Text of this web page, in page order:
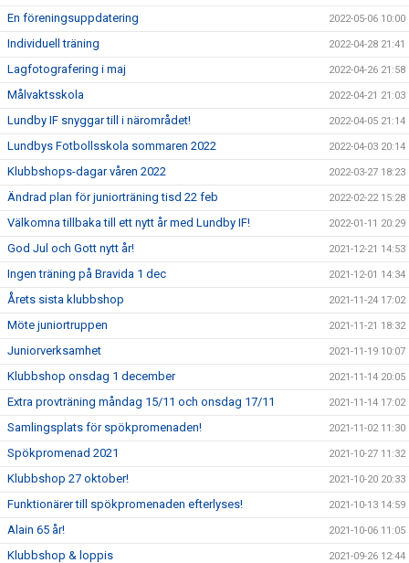
En föreningsuppdatering 2022-05-06 10:00
Individuell träning 2022-04-28 21:41
Lagfotografering i maj 2022-04-26 21:58
Målvaktsskola 2022-04-21 21:03
Lundby IF snyggar till i närområdet! 2022-04-05 21:14
Lundbys Fotbollsskola sommaren 2022 2022-04-03 20:14
Klubbshops-dagar våren 2022 2022-03-27 18:23
Ändrad plan för juniorträning tisd 22 feb 2022-02-22 15:28
Välkomna tillbaka till ett nytt år med Lundby IF! 2022-01-11 20:29
God Jul och Gott nytt år! 2021-12-21 14:53
Ingen träning på Bravida 1 dec 2021-12-01 14:34
Årets sista klubbshop 2021-11-24 17:02
Möte juniortruppen 2021-11-21 18:32
Juniorverksamhet 2021-11-19 10:07
Klubbshop onsdag 1 december 2021-11-14 20:05
Extra provträning måndag 15/11 och onsdag 17/11 2021-11-14 17:02
Samlingsplats för spökpromenaden! 2021-11-02 11:30
Spökpromenad 2021 2021-10-27 11:32
Klubbshop 27 oktober! 2021-10-20 20:33
Funktionärer till spökpromenaden efterlyses! 2021-10-13 14:59
Alain 65 år! 2021-10-06 11:05
Klubbshop & loppis 2021-09-26 12:44